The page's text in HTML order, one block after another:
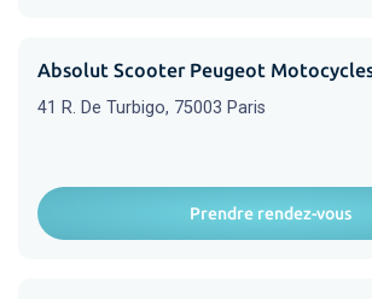
Absolut Scooter Peugeot
41 R. De Turbigo, 75003 Paris
Prendre rendez-vous